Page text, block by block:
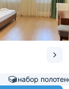
набор